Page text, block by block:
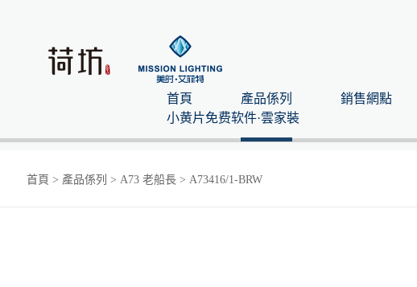
首頁 產品係列 銷售網點
小黄片免费软件·雲家裝
首頁 > 產品係列 > A73 老船長 > A73416/1-BRW